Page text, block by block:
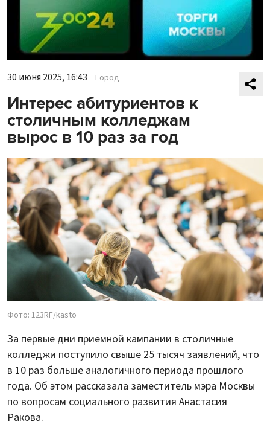
30 июня 2025, 16:43 Город
Интерес абитуриентов к
столичным колледжам
вырос в 10 раз за год
Фото: 123RF/kasto
За первые дни приемной кампании в столичные
колледжи поступило свыше 25 тысяч заявлений, что
в 10 раз больше аналогичного периода прошлого
года. Об этом рассказала заместитель мэра Москвы
по вопросам социального развития Анастасия
Ракова.